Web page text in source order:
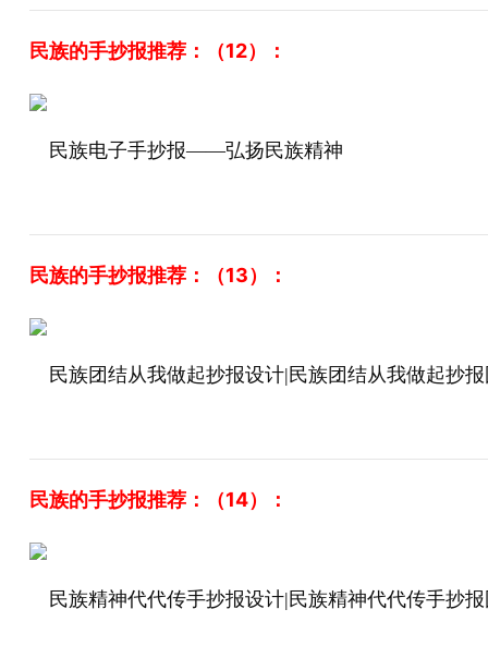
民族的手抄报推荐：（12）：
民族电子手抄报——弘扬民族精神
民族的手抄报推荐：（13）：
民族团结从我做起抄报设计|民族团结从我做起抄
民族的手抄报推荐：（14）：
民族精神代代传手抄报设计|民族精神代代传手抄